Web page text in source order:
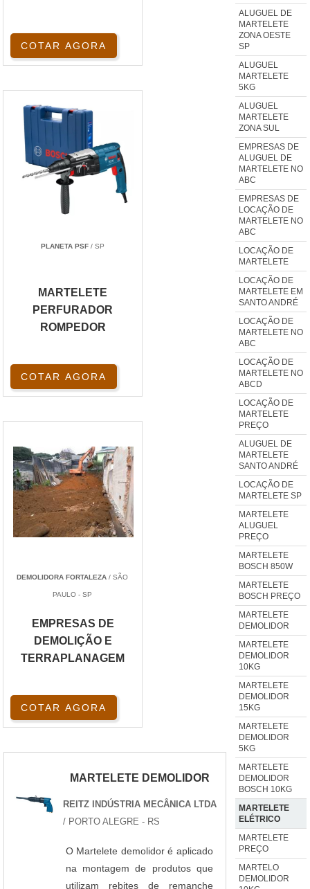
COTAR AGORA
PLANETA PSF/ SP
MARTELETE
PERFURADOR
ROMPEDOR
COTAR AGORA
DEMOLIDORA FORTALEZA / SÃO
PAULO - SP
EMPRESAS DE
DEMOLIÇÃO E
TERRAPLANAGEM
COTAR AGORA
MARTELETE DEMOLIDOR
REITZ INDÚSTRIA MECÂNICA LTDA
/ PORTO ALEGRE - RS
O Martelete demolidor é aplicado
na montagem de produtos que
utilizam rebites de remanche
ALUGUEL DE
MARTELETE
ZONA OESTE
SP
ALUGUEL
MARTELETE
5KG
ALUGUEL
MARTELETE
ZONA SUL
EMPRESAS DE
ALUGUEL DE
MARTELETE NO
ABC
EMPRESAS DE
LOCAÇÃO DE
MARTELETE NO
ABC
LOCAÇÃO DE
MARTELETE
LOCAÇÃO DE
MARTELETE EM
SANTO ANDRÉ
LOCAÇÃO DE
MARTELETE NO
ABC
LOCAÇÃO DE
MARTELETE NO
ABCD
LOCAÇÃO DE
MARTELETE
PREÇO
ALUGUEL DE
MARTELETE
SANTO ANDRÉ
LOCAÇÃO DE
MARTELETE SP
MARTELETE
ALUGUEL
PREÇO
MARTELETE
BOSCH 850W
MARTELETE
BOSCH PREÇO
MARTELETE
DEMOLIDOR
MARTELETE
DEMOLIDOR
10KG
MARTELETE
DEMOLIDOR
15KG
MARTELETE
DEMOLIDOR
5KG
MARTELETE
DEMOLIDOR
BOSCH 10KG
MARTELETE
ELÉTRICO
MARTELETE
PREÇO
MARTELO
DEMOLIDOR